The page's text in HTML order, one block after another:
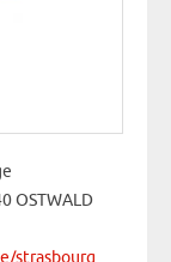
OSTWALD
strasbourg